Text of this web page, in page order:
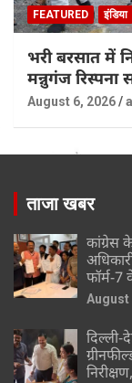
FEATURED इंडिया
भरी बरसात में
मन्नुगंज
August 6, 2026
ताजा खबर
कांग्रेस
फॉर्म-7
August
दिल्ली-